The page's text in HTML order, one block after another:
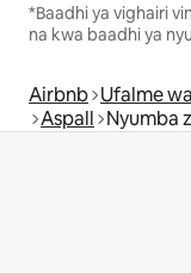
*Baadhi ya vighairi
na kwa baadhi ya
Airbnb Ufalme
Aspall Nyumba